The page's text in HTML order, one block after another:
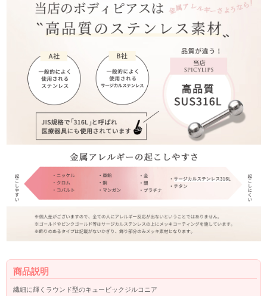
商品説明
繊細に輝くラウンド型のキュービックジルコニア